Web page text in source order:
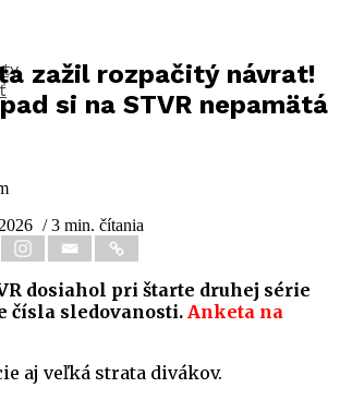
zažil rozpačitý návrat!
si na STVR nepamätá
/ 3 min. čítania
dosiahol pri štarte druhej série
čísla sledovanosti. Anketa na
aj veľká strata divákov.